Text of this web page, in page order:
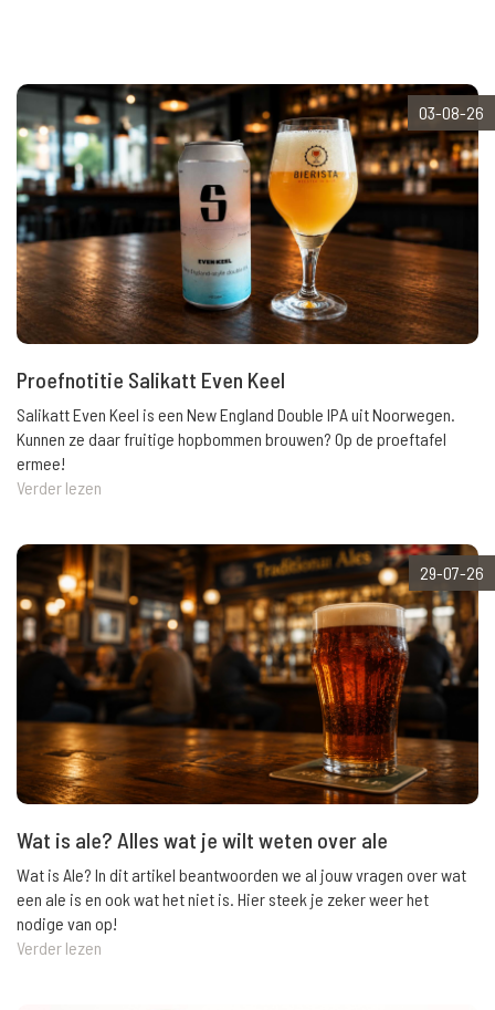
03-08-26
Proefnotitie Salikatt Even Keel
Salikatt Even Keel is een New England Double IPA uit Noorwegen.
Kunnen ze daar fruitige hopbommen brouwen? Op de proeftafel
ermee!
Verder lezen
29-07-26
Wat is ale? Alles wat je wilt weten over ale
Wat is Ale? In dit artikel beantwoorden we al jouw vragen over wat
een ale is en ook wat het niet is. Hier steek je zeker weer het
nodige van op!
Verder lezen